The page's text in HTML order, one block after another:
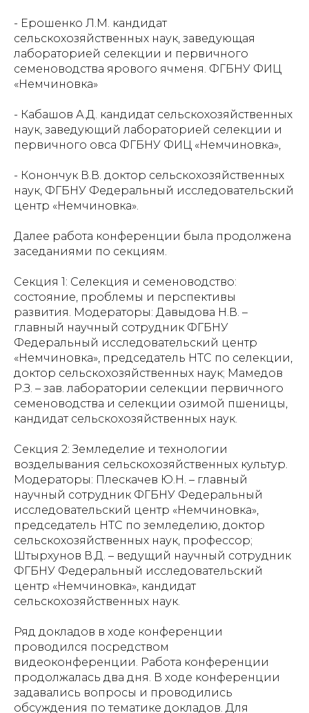
- Ерошенко Л.М. кандидат
сельскохозяйственных наук, заведующая
лабораторией селекции и первичного
семеноводства ярового ячменя. ФГБНУ ФИЦ
«Немчиновка»
- Кабашов А.Д. кандидат сельскохозяйственных
наук, заведующий лабораторией селекции и
первичного овса ФГБНУ ФИЦ «Немчиновка»,
- Конончук В.В. доктор сельскохозяйственных
наук, ФГБНУ Федеральный исследовательский
центр «Немчиновка».
Далее работа конференции была продолжена
заседаниями по секциям.
Секция 1: Селекция и семеноводство:
состояние, проблемы и перспективы
развития. Модераторы: Давыдова Н.В. –
главный научный сотрудник ФГБНУ
Федеральный исследовательский центр
«Немчиновка», председатель НТС по селекции,
доктор сельскохозяйственных наук; Мамедов
Р.З. – зав. лаборатории селекции первичного
семеноводства и селекции озимой пшеницы,
кандидат сельскохозяйственных наук.
Секция 2: Земледелие и технологии
возделывания сельскохозяйственных культур.
Модераторы: Плескачев Ю.Н. – главный
научный сотрудник ФГБНУ Федеральный
исследовательский центр «Немчиновка»,
председатель НТС по земледелию, доктор
сельскохозяйственных наук, профессор;
Штырхунов В.Д. – ведущий научный сотрудник
ФГБНУ Федеральный исследовательский
центр «Немчиновка», кандидат
сельскохозяйственных наук.
Ряд докладов в ходе конференции
проводился посредством
видеоконференции. Работа конференции
продолжалась два дня. В ходе конференции
задавались вопросы и проводились
обсуждения по тематике докладов. Для